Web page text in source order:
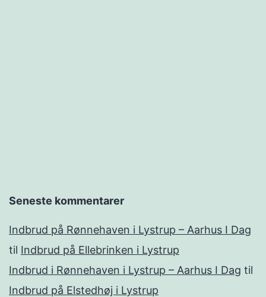
Seneste kommentarer
Indbrud på Rønnehaven i Lystrup – Aarhus I Dag
til Indbrud på Ellebrinken i Lystrup
Indbrud i Rønnehaven i Lystrup – Aarhus I Dag til
Indbrud på Elstedhøj i Lystrup